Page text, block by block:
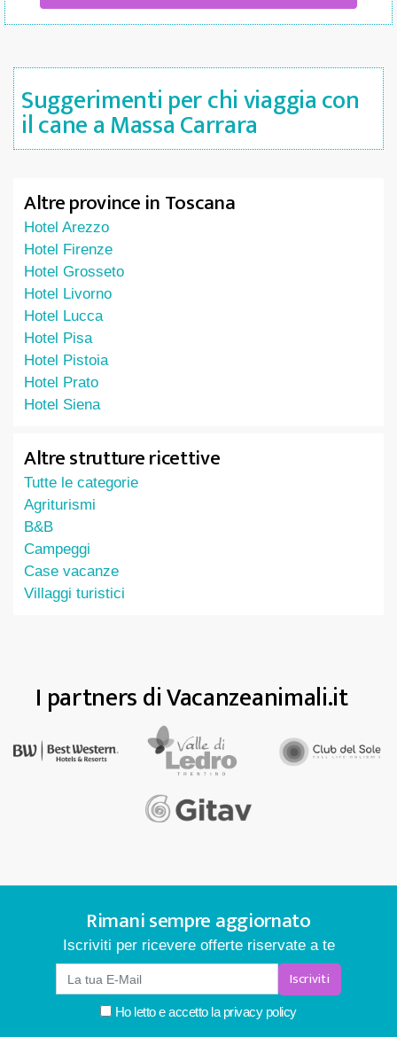
Suggerimenti per chi viaggia con
il cane a Massa Carrara
Altre province in Toscana
Hotel Arezzo
Hotel Firenze
Hotel Grosseto
Hotel Livorno
Hotel Lucca
Hotel Pisa
Hotel Pistoia
Hotel Prato
Hotel Siena
Altre strutture ricettive
Tutte le categorie
Agriturismi
B&B
Campeggi
Case vacanze
Villaggi turistici
I partners di Vacanzeanimali.it
Rimani sempre aggiornato
Iscriviti per ricevere offerte riservate a te
Iscriviti
Ho letto e accetto laprivacy policy